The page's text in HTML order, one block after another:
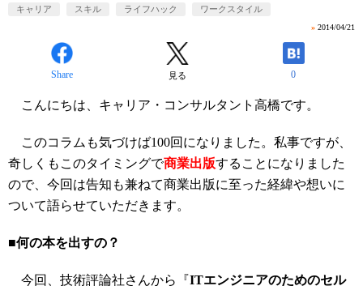
キャリア スキル ライフハック ワークスタイル
» 2014/04/21
Share 見る 0
こんにちは、キャリア・コンサルタント高橋です。
このコラムも気づけば100回になりました。私事ですが、
奇しくもこのタイミングで商業出版することになりました
ので、今回は告知も兼ねて商業出版に至った経緯や想いに
ついて語らせていただきます。
■何の本を出すの？
今回、技術評論社さんから『ITエンジニアのためのセル